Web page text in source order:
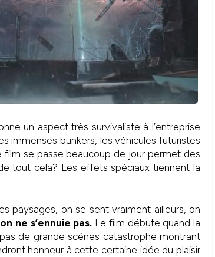
un aspect très survivaliste à l’entreprise
immenses bunkers, les véhicules futuristes
se passe beaucoup de jour permet des
tout cela? Les effets spéciaux tiennent la
paysages, on se sent vraiment ailleurs, on
ne s’ennuie pas. Le film débute quand la
de grande scènes catastrophe montrant
honneur à cette certaine idée du plaisir